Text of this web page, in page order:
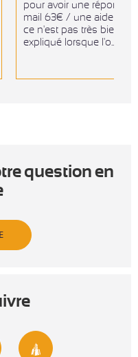
pour avoir une réponse
mail 63€ / une aide 250
ce n'est pas très bien
expliqué lorsque l'o...
question en